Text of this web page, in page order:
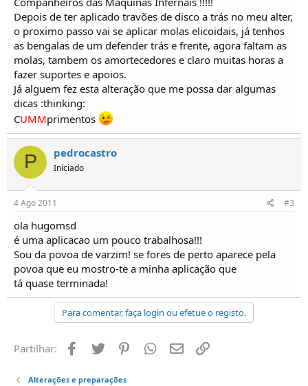
e
T
ó
p
i
c
s
i
o
Depois de ter aplicado travões de disco a trás no meu alter,
o proximo passo vai se aplicar molas elicoidais, já tenhos
as bengalas de um defender trás e frente, agora faltam as
molas, tambem os amortecedores e claro muitas horas a
fazer suportes e apoios.
Já alguem fez esta alteração que me possa dar algumas
dicas :thinking:
CUMMprimentos
P pedrocastro
Iniciado
4 Ago 2011 #3
ola hugomsd
é uma aplicacao um pouco trabalhosa!!!
Sou da povoa de varzim! se fores de perto aparece pela
povoa que eu mostro-te a minha aplicação que
tá quase terminada!
Para comentar, faça login ou efetue o registo.
Partilhar: Facebook
Twitter PinterestWhatsapp
Email
Alterações e preparações